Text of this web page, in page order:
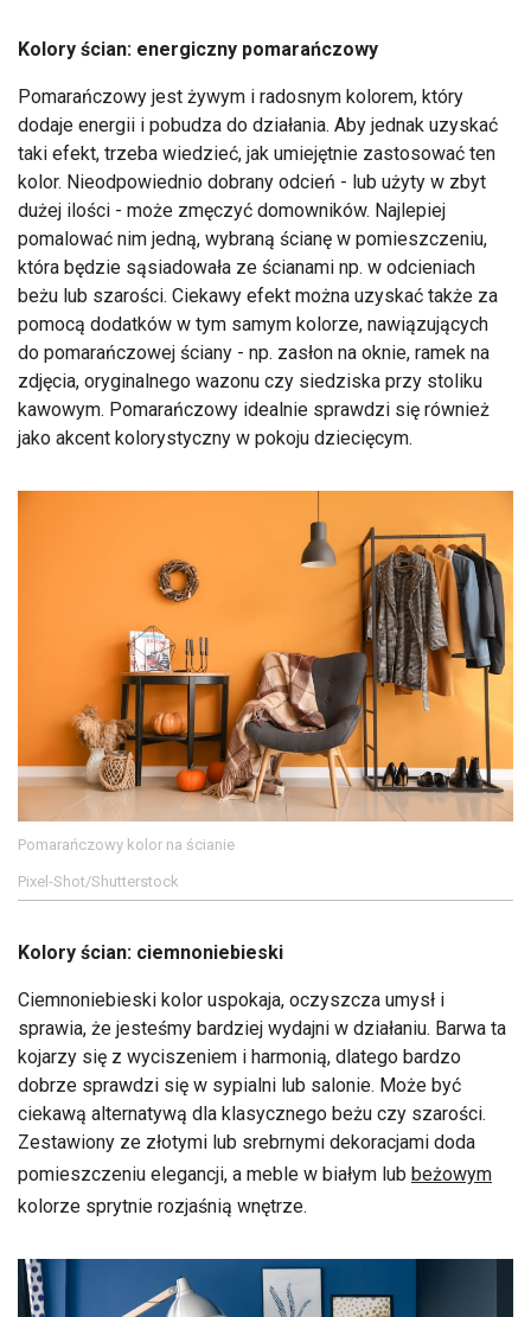
Kolory ścian: energiczny pomarańczowy
Pomarańczowy jest żywym i radosnym kolorem, który
dodaje energii i pobudza do działania. Aby jednak uzyskać
taki efekt, trzeba wiedzieć, jak umiejętnie zastosować ten
kolor. Nieodpowiednio dobrany odcień - lub użyty w zbyt
dużej ilości - może zmęczyć domowników. Najlepiej
pomalować nim jedną, wybraną ścianę w pomieszczeniu,
która będzie sąsiadowała ze ścianami np. w odcieniach
beżu lub szarości. Ciekawy efekt można uzyskać także za
pomocą dodatków w tym samym kolorze, nawiązujących
do pomarańczowej ściany - np. zasłon na oknie, ramek na
zdjęcia, oryginalnego wazonu czy siedziska przy stoliku
kawowym. Pomarańczowy idealnie sprawdzi się również
jako akcent kolorystyczny w pokoju dziecięcym.
Pomarańczowy kolor na ścianie
Pixel-Shot/Shutterstock
Kolory ścian: ciemnoniebieski
Ciemnoniebieski kolor uspokaja, oczyszcza umysł i
sprawia, że jesteśmy bardziej wydajni w działaniu. Barwa ta
kojarzy się z wyciszeniem i harmonią, dlatego bardzo
dobrze sprawdzi się w sypialni lub salonie. Może być
ciekawą alternatywą dla klasycznego beżu czy szarości.
Zestawiony ze złotymi lub srebrnymi dekoracjami doda
pomieszczeniu elegancji, a meble w białym lub beżowym
kolorze sprytnie rozjaśnią wnętrze.